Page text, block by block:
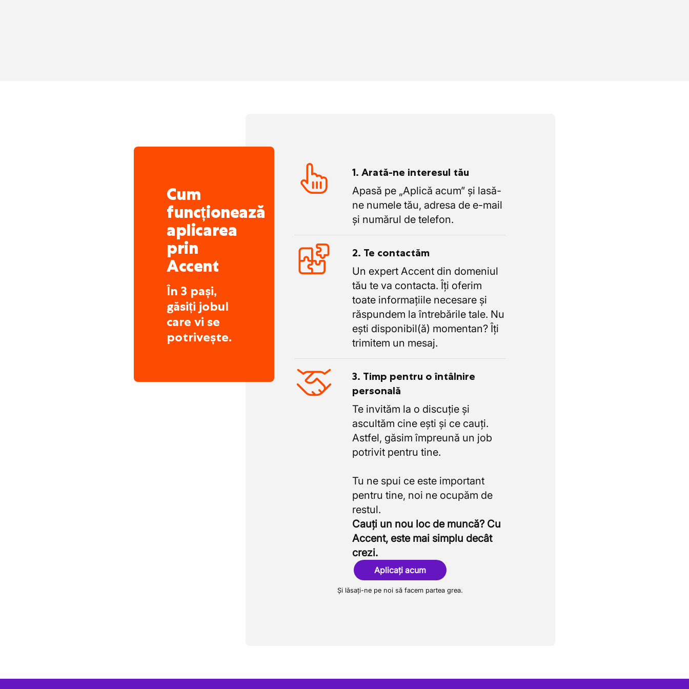
Cum
funcționează
aplicarea
prin
Accent
În 3 pași,
găsiți jobul
care vi se
potrivește.
1. Arată-ne interesul tău
Apasă pe „Aplică acum” și lasă-
ne numele tău, adresa de e-mail
și numărul de telefon.
2. Te contactăm
Un expert Accent din domeniul
tău te va contacta. Îți oferim
toate informațiile necesare și
răspundem la întrebările tale. Nu
ești disponibil(ă) momentan? Îți
trimitem un mesaj.
3. Timp pentru o întâlnire
personală
Te invităm la o discuție și
ascultăm cine ești și ce cauți.
Astfel, găsim împreună un job
potrivit pentru tine.
Tu ne spui ce este important
pentru tine, noi ne ocupăm de
Cauți un nou loc de muncă? Cu
Accent, este mai simplu decât
crezi.
Aplicați acum
Și lăsați-ne pe noi să facem partea grea.